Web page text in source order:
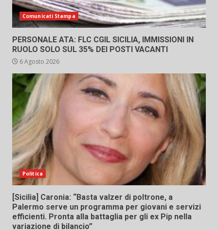
Comunicati Stampa
PERSONALE ATA: FLC CGIL SICILIA, IMMISSIONI IN
RUOLO SOLO SUL 35% DEI POSTI VACANTI
6 Agosto 2026
Politica
[Sicilia] Caronia: “Basta valzer di poltrone, a
Palermo serve un programma per giovani e servizi
efficienti. Pronta alla battaglia per gli ex Pip nella
variazione di bilancio”